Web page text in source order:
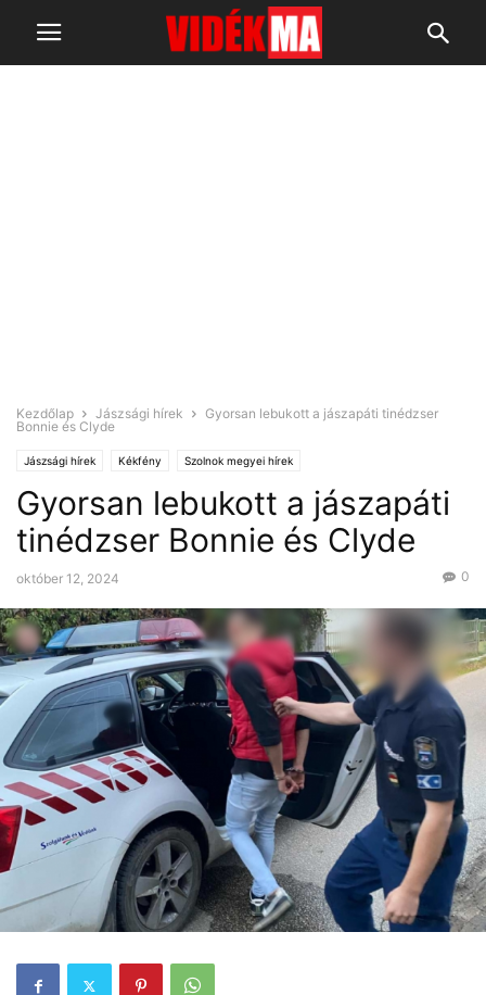
Kezdőlap Jászsági hírek
Gyorsan lebukott a jászapáti tinédzser
Bonnie és Clyde
Jászsági hírek Kékfény Szolnok megyei hírek
Gyorsan lebukott a jászapáti
tinédzser Bonnie és Clyde
október 12, 2024 0